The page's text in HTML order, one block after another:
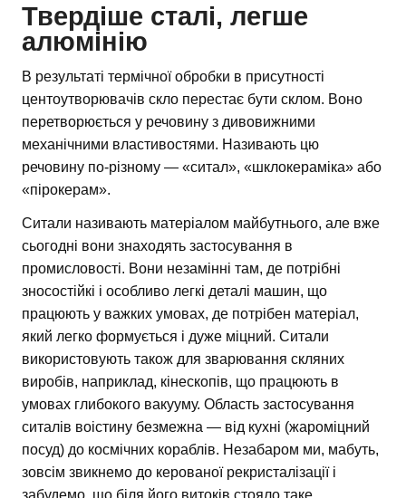
Твердіше сталі, легше
алюмінію
В результаті термічної обробки в присутності
центоутворювачів скло перестає бути склом. Воно
перетворюється у речовину з дивовижними
механічними властивостями. Називають цю
речовину по-різному — «ситал», «шклокераміка» або
«пірокерам».
Ситали називають матеріалом майбутнього, але вже
сьогодні вони знаходять застосування в
промисловості. Вони незамінні там, де потрібні
зносостійкі і особливо легкі деталі машин, що
працюють у важких умовах, де потрібен матеріал,
який легко формується і дуже міцний. Ситали
використовують також для зварювання скляних
виробів, наприклад, кінескопів, що працюють в
умовах глибокого вакууму. Область застосування
ситалів воістину безмежна — від кухні (жароміцний
посуд) до космічних кораблів. Незабаром ми, мабуть,
зовсім звикнемо до керованої рекристалізації і
забудемо, що біля його витоків стояло таке